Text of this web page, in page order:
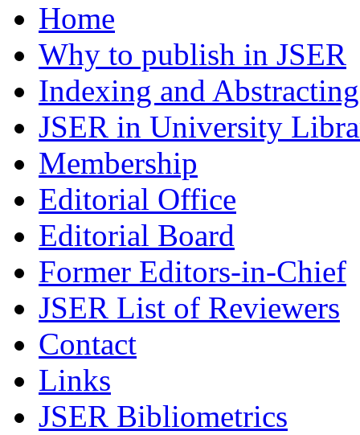
Home
Why to publish in JSER
Indexing and Abstracting
JSER in University
Membership
Editorial Office
Editorial Board
Former Editors-in-Chief
JSER List of Reviewers
Contact
Links
JSER Bibliometrics